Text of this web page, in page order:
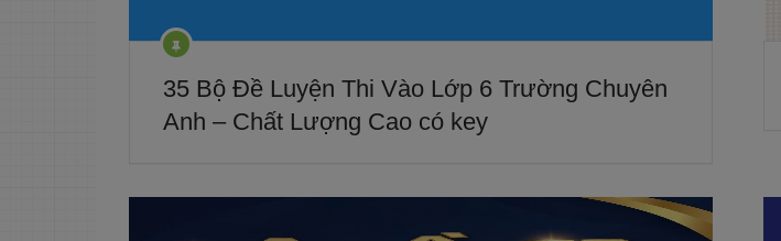
35 Bộ Đề Luyện Thi Vào Lớp 6 Trường Chuyên
Anh – Chất Lượng Cao có key